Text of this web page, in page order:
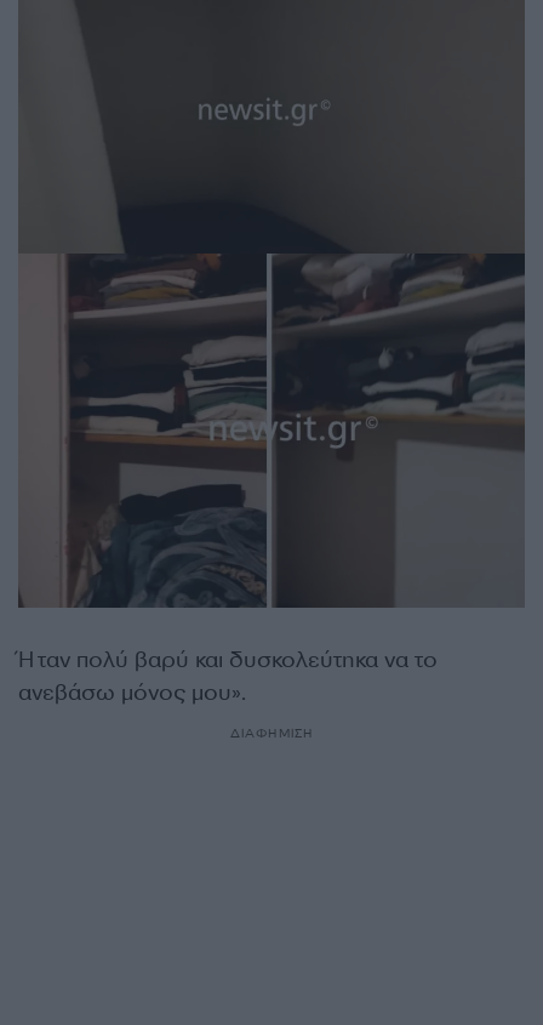
Ήταν πολύ βαρύ και δυσκολεύτηκα να το
ανεβάσω μόνος μου».
ΔΙΑΦΗΜΙΣΗ